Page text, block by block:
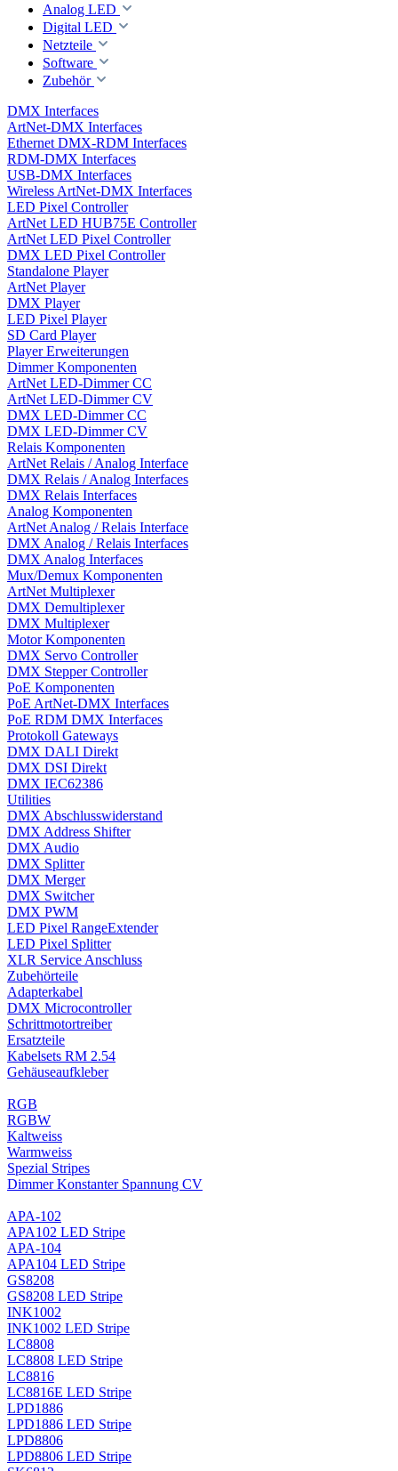
Analog LED
Digital LED
Netzteile
Software
Zubehör
DMX Interfaces
ArtNet-DMX Interfaces
Ethernet DMX-RDM Interfaces
RDM-DMX Interfaces
USB-DMX Interfaces
Wireless ArtNet-DMX Interfaces
LED Pixel Controller
ArtNet LED HUB75E Controller
ArtNet LED Pixel Controller
DMX LED Pixel Controller
Standalone Player
ArtNet Player
DMX Player
LED Pixel Player
SD Card Player
Player Erweiterungen
Dimmer Komponenten
ArtNet LED-Dimmer CC
ArtNet LED-Dimmer CV
DMX LED-Dimmer CC
DMX LED-Dimmer CV
Relais Komponenten
ArtNet Relais / Analog Interface
DMX Relais / Analog Interfaces
DMX Relais Interfaces
Analog Komponenten
ArtNet Analog / Relais Interface
DMX Analog / Relais Interfaces
DMX Analog Interfaces
Mux/Demux Komponenten
ArtNet Multiplexer
DMX Demultiplexer
DMX Multiplexer
Motor Komponenten
DMX Servo Controller
DMX Stepper Controller
PoE Komponenten
PoE ArtNet-DMX Interfaces
PoE RDM DMX Interfaces
Protokoll Gateways
DMX DALI Direkt
DMX DSI Direkt
DMX IEC62386
Utilities
DMX Abschlusswiderstand
DMX Address Shifter
DMX Audio
DMX Splitter
DMX Merger
DMX Switcher
DMX PWM
LED Pixel RangeExtender
LED Pixel Splitter
XLR Service Anschluss
Zubehörteile
Adapterkabel
DMX Microcontroller
Schrittmotortreiber
Ersatzteile
Kabelsets RM 2.54
Gehäuseaufkleber
RGB
RGBW
Kaltweiss
Warmweiss
Spezial Stripes
Dimmer Konstanter Spannung CV
APA-102
APA102 LED Stripe
APA-104
APA104 LED Stripe
GS8208
GS8208 LED Stripe
INK1002
INK1002 LED Stripe
LC8808
LC8808 LED Stripe
LC8816
LC8816E LED Stripe
LPD1886
LPD1886 LED Stripe
LPD8806
LPD8806 LED Stripe